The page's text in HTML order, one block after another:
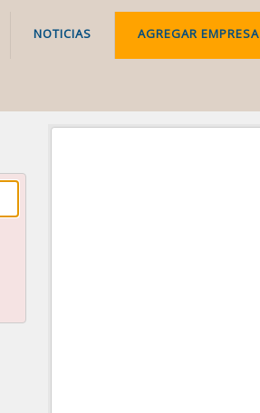
NOTICIAS AGREGAR EMPRESA